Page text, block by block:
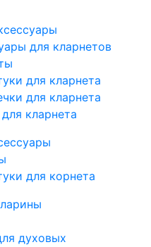
для кларнетов
для кларнета
для кларнета
кларнета
для корнета
духовых